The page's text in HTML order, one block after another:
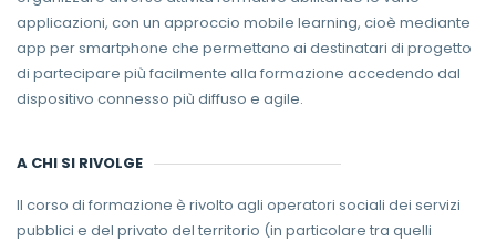
applicazioni, con un approccio mobile learning, cioè mediante
app per smartphone che permettano ai destinatari di progetto
di partecipare più facilmente alla formazione accedendo dal
dispositivo connesso più diffuso e agile.
A CHI SI RIVOLGE
Il corso di formazione è rivolto agli operatori sociali dei servizi
pubblici e del privato del territorio (in particolare tra quelli